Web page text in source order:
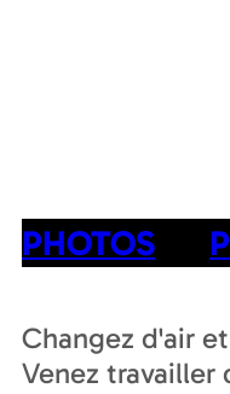
PHOTOS
Changez d'air
Venez travailler